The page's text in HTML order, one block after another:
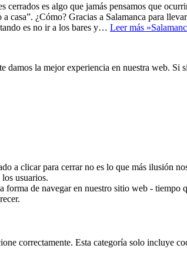
cerrados es algo que jamás pensamos que
casa”. ¿Cómo? Gracias a Salamanca para
es no ir a los bares y… Leer más »
la mejor experiencia en nuestra web. Si
a clicar para cerrar no es lo que más ilusión
usuarios.
de navegar en nuestro sitio web - tiempo
correctamente. Esta categoría solo incluye